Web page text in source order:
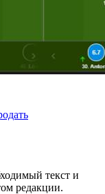
текст и
редакции.